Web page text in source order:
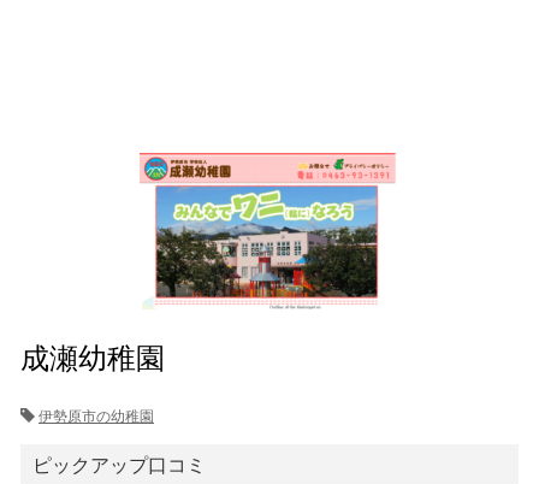
成瀬幼稚園
伊勢原市の幼稚園
ピックアップ口コミ